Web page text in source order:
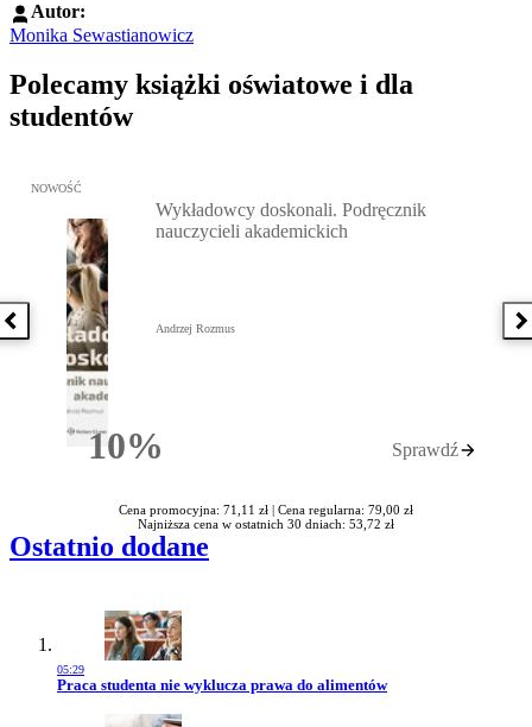
Autor:
Monika Sewastianowicz
Polecamy książki oświatowe i dla
studentów
Poprzednia książka
Przejdź do: Wykładowcy doskonali. Podręcznik nauczycieli
NOWOŚĆ
10%Rabatu
Wykładowcy doskonali. Podręcznik
nauczycieli akademickich
Andrzej Rozmus
Sprawdź
Cena promocyjna: 71,11 zł | Cena regularna: 79,00 zł
Najniższa cena w ostatnich 30 dniach: 53,72 zł
Ostatnio dodane
05:29
Przejdź do artykułu:
Praca studenta nie wyklucza prawa do alimentów